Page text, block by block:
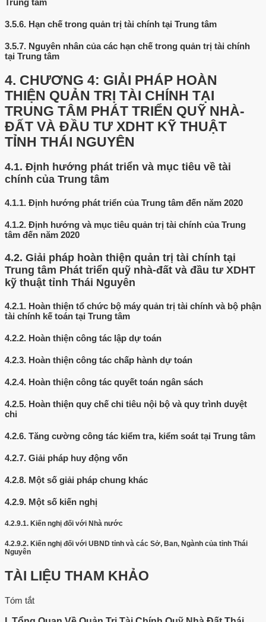
Trung tâm
3.5.6. Hạn chế trong quản trị tài chính tại Trung tâm
3.5.7. Nguyên nhân của các hạn chế trong quản trị tài chính
tại Trung tâm
4. CHƯƠNG 4: GIẢI PHÁP HOÀN
THIỆN QUẢN TRỊ TÀI CHÍNH TẠI
TRUNG TÂM PHÁT TRIỂN QUỸ NHÀ-
ĐẤT VÀ ĐẦU TƯ XDHT KỸ THUẬT
TỈNH THÁI NGUYÊN
4.1. Định hướng phát triển và mục tiêu về tài
chính của Trung tâm
4.1.1. Định hướng phát triển của Trung tâm đến năm 2020
4.1.2. Định hướng và mục tiêu quản trị tài chính của Trung
tâm đến năm 2020
4.2. Giải pháp hoàn thiện quản trị tài chính tại
Trung tâm Phát triển quỹ nhà-đất và đầu tư XDHT
kỹ thuật tỉnh Thái Nguyên
4.2.1. Hoàn thiện tổ chức bộ máy quản trị tài chính và bộ phận
tài chính kế toán tại Trung tâm
4.2.2. Hoàn thiện công tác lập dự toán
4.2.3. Hoàn thiện công tác chấp hành dự toán
4.2.4. Hoàn thiện công tác quyết toán ngân sách
4.2.5. Hoàn thiện quy chế chi tiêu nội bộ và quy trình duyệt
chi
4.2.6. Tăng cường công tác kiểm tra, kiểm soát tại Trung tâm
4.2.7. Giải pháp huy động vốn
4.2.8. Một số giải pháp chung khác
4.2.9. Một số kiến nghị
4.2.9.1. Kiến nghị đối với Nhà nước
4.2.9.2. Kiến nghị đối với UBND tỉnh và các Sở, Ban, Ngành của tỉnh Thái
Nguyên
TÀI LIỆU THAM KHẢO
Tóm tắt